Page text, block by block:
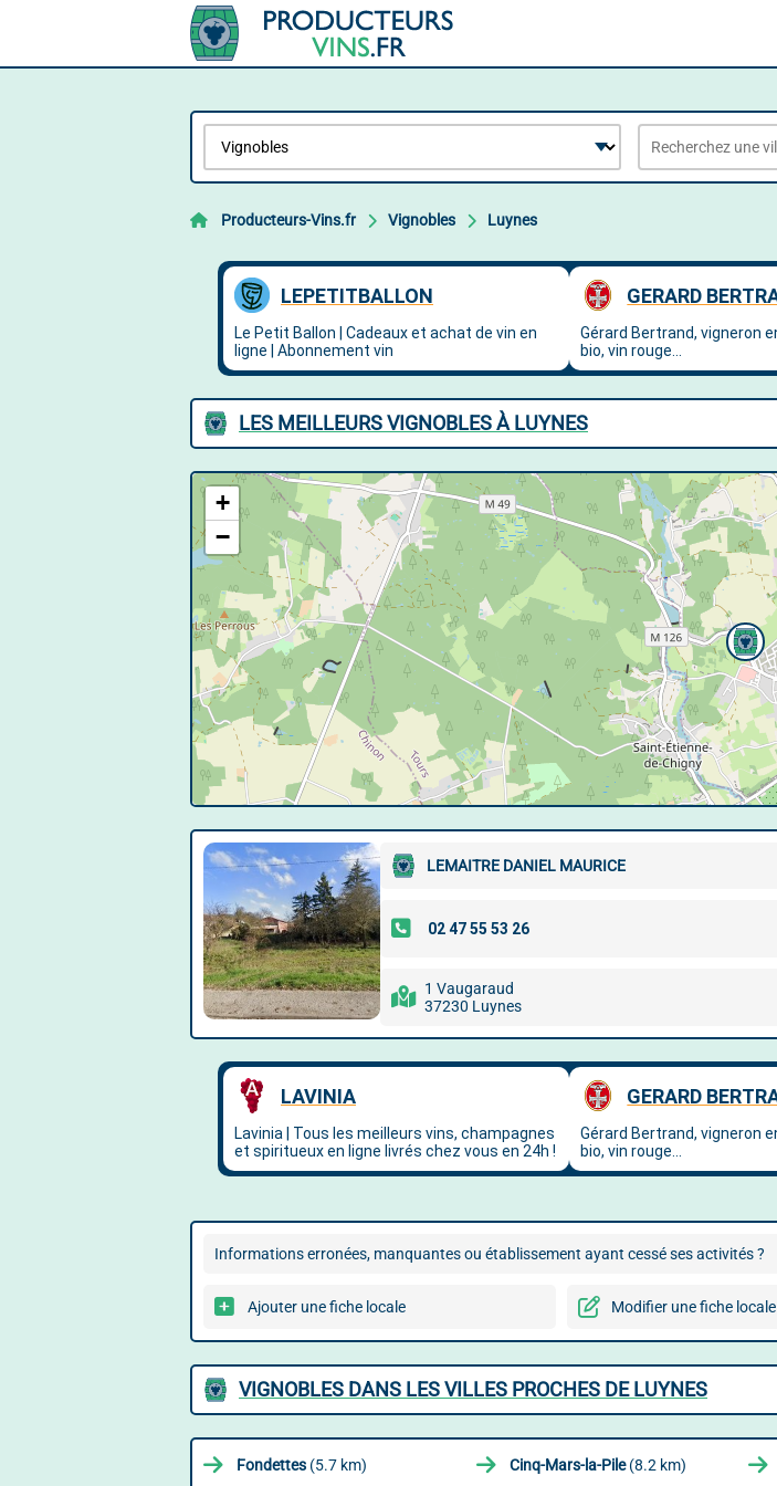
Producteurs-Vins.fr Vignobles Luynes
LES MEILLEURS VIGNOBLES À LUYNES
+
−
LEMAITRE DANIEL MAURICE
1 Vaugaraud
37230 Luynes
Informations erronées, manquantes ou établissement ayant cessé ses activités ?
Ajouter une fiche locale Modifier une fiche locale
VIGNOBLES DANS LES VILLES PROCHES DE LUYNES
Fondettes (5.7 km) Cinq-Mars-la-Pile(8.2 km)